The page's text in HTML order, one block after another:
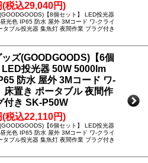
税込29,040円)
【8個セット】 LED投光器
光色 IP65 防水 屋外 3Mコード ワ-クライ
タブル投光器 集魚灯 夜間作業 プラグ付き
ズ(GOODGOODS)【6個
LED投光器 50W 5000lm
防水 屋外 3Mコード ワ-
床置き ポータブル 夜間作
付き SK-P50W
税込22,110円)
【6個セット】 LED投光器
光色 IP65 防水 屋外 3Mコード ワ-クライ
タブル投光器 集魚灯 夜間作業 プラグ付き